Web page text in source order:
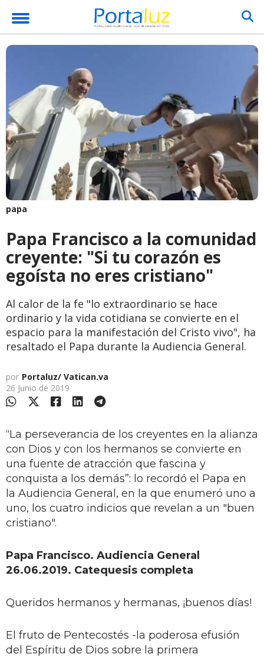
papa
Papa Francisco a la comunidad
creyente: "Si tu corazón es
egoísta no eres cristiano"
Al calor de la fe "lo extraordinario se hace
ordinario y la vida cotidiana se convierte en el
espacio para la manifestación del Cristo vivo", ha
resaltado el Papa durante la Audiencia General.
por Portaluz/ Vatican.va
26 Junio de 2019
“La perseverancia de los creyentes en la alianza
con Dios y con los hermanos se convierte en
una fuente de atracción que fascina y
conquista a los demás”: lo recordó el Papa en
la Audiencia General, en la que enumeró uno a
uno, los cuatro indicios que revelan a un "buen
cristiano".
Papa Francisco. Audiencia General
26.06.2019. Catequesis completa
Queridos hermanos y hermanas, ¡buenos días!
El fruto de Pentecostés -la poderosa efusión
del Espíritu de Dios sobre la primera